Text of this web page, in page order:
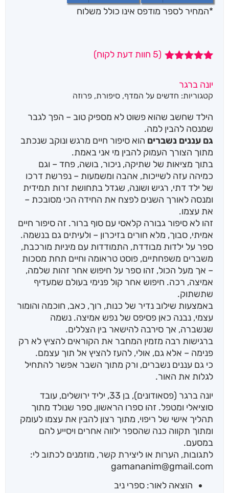
*המחיר לספר מודפס אינו כולל משלוח
מבוסס על
דירוגים של
(
5 חוות דעת לקוח)
יונה ברגר
קטגוריות: חדשים על המדף, סיפורת, פרוזה
הילד שחשב שהוא פשוט לא מספיק טוב – הפך לגבר
שמנסה להבין למה.
גם עננים נשברים הוא סיפור חיים מרגש ונוקב שנכתב
מתוך הצורך העמוק להבין מי אני באמת.
בתוך מציאות של שתיקה, ניכור, בושה, פחד – וגם
כמיהה עזה לשייכות, אהבה ומשמעות – נפרשת דרכו
של ילד דתי, רגיש ושונה, שגדל בתחושת זרות תמידית
ומנסה לאורך השנים לפצח את החידה הכי מסובכת –
את עצמו.
זהו לא סיפור גבורה קלאסי עם סוף ברור. זה סיפור חיים
אמיתי, סבוך, מלא חורים בזיכרון – ולעיתים גם בנשמה.
ספר על ילדות מבודדת, התמודדות עם מיניות מורכבת,
משברים משפחתיים, פוסט טראומה וחיים תחת מסכות
– אך מעל הכול, זהו ספר על חיפוש אחר זהות שלמה,
אמיצה, רכה. חיפוש אחר קול פנימי בעולם שמעדיף
שתשתוק.
באמצעות שילוב נדיר של כנות, רוך, כאב, חוכמה והומור
עצמי, נבנה כאן פסיפס של נפש אמיצה. נשמה
שנשברה, אך סירבה להישאר בין הצללים.
ברגישות רבה מזמין המחבר את הקוראים להציץ לא רק
פנימה – אלא גם, אולי, להעז להציץ אל תוך עצמם.
כי גם עננים נשברים, ורק מתוך השבר אפשר להתחיל
לגלות את האור.
יונה ברגר (פסאודונים), בן 33, יליד ירושלים, עובד
סוציאלי ומטפל. זהו ספרו הראשון, ספר שנולד מתוך
תהליך אישי של ריפוי, מתוך רצון להבין את עצמו לעומק
ומתוך תקווה כנה שהספר ילווה אחרים ויסייע להם
במסעם.
לתגובות, הערות או ליצירת קשר, מוזמנים לכתוב לי:
gamananim@gmail.com
הוצאה לאור: ספרי ניב